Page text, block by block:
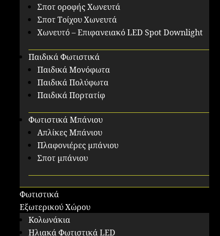
Σποτ οροφής Χωνευτά
Σποτ Τοίχου Χωνευτά
Χωνευτό – Επιφανειακό LED Spot Downlight
Παιδικά Φωτιστικά
Παιδικά Μονόφωτα
Παιδικά Πολύφωτα
Παιδικά Πορτατίφ
Φωτιστικά Μπάνιου
Απλίκες Μπάνιου
Πλαφονιέρες μπάνιου
Σποτ μπάνιου
Φωτιστικά
Εξωτερικού Χώρου
Κολωνάκια
Ηλιακά Φωτιστικά LED